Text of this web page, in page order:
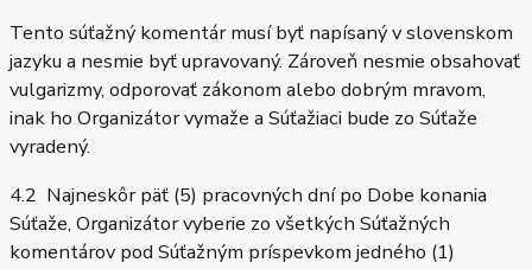
Tento súťažný komentár musí byť napísaný v slovenskom
jazyku a nesmie byť upravovaný. Zároveň nesmie obsahovať
vulgarizmy, odporovať zákonom alebo dobrým mravom,
inak ho Organizátor vymaže a Súťažiaci bude zo Súťaže
vyradený.
4.2 Najneskôr päť (5) pracovných dní po Dobe konania
Súťaže, Organizátor vyberie zo všetkých Súťažných
komentárov pod Súťažným príspevkom jedného (1)